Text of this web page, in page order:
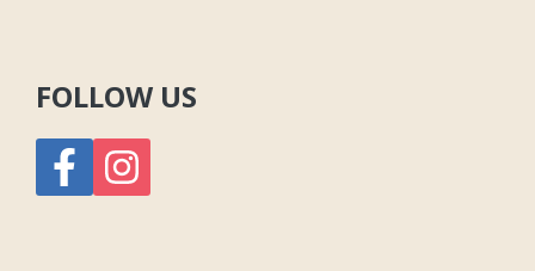
FOLLOW US